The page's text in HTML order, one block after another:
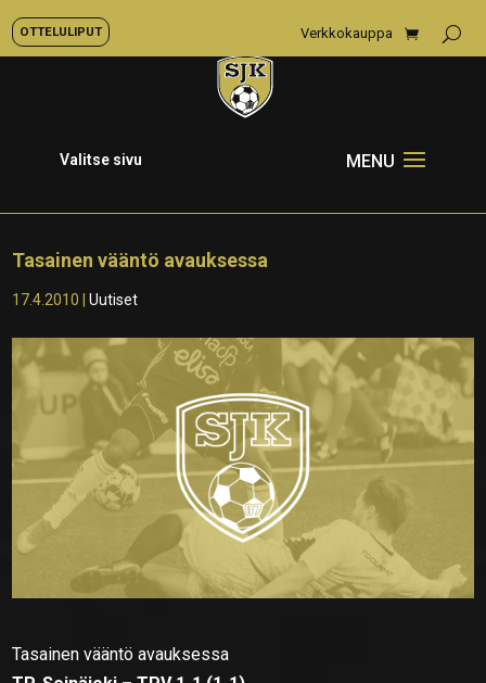
OTTELULIPUT Verkkokauppa
Valitse sivu
Tasainen vääntö avauksessa
17.4.2010 |Uutiset
Tasainen vääntö avauksessa